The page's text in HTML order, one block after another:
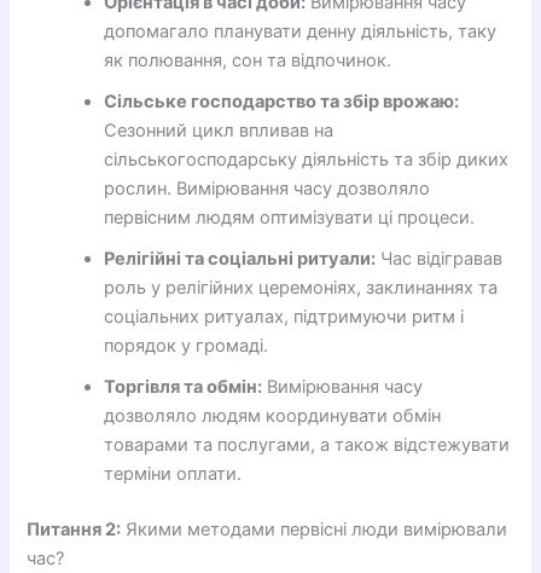
допомагало планувати денну діяльність, таку
як полювання, сон та відпочинок.
Сільське господарство та збір врожаю:
Сезонний цикл впливав на
сільськогосподарську діяльність та збір диких
рослин. Вимірювання часу дозволяло
первісним людям оптимізувати ці процеси.
Релігійні та соціальні ритуали: Час відігравав
роль у релігійних церемоніях, заклинаннях та
соціальних ритуалах, підтримуючи ритм і
порядок у громаді.
Торгівля та обмін: Вимірювання часу
дозволяло людям координувати обмін
товарами та послугами, а також відстежувати
терміни оплати.
Питання 2: Якими методами первісні люди вимірювали
час?